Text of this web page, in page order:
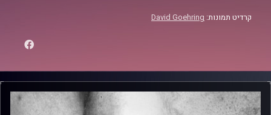
קרדיט תמונות: David Goehring